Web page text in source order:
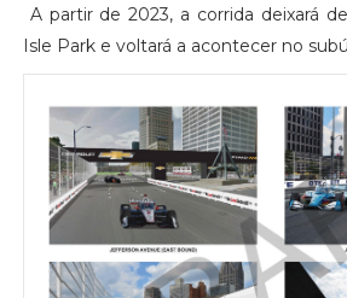
A partir de 2023, a corrida deixará
Isle Park e voltará a acontecer no